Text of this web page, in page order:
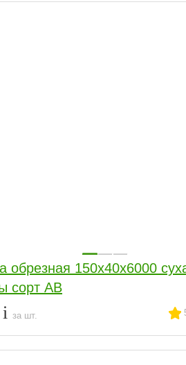
обрезная 150x40x6000
сорт АВ
за шт.